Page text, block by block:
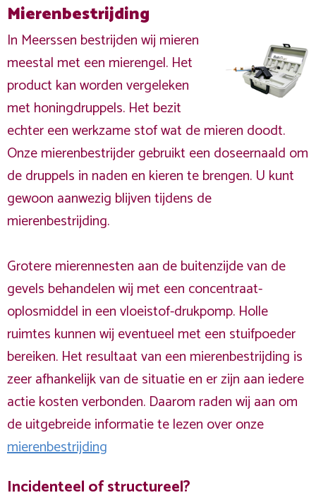
Mierenbestrijding
In Meerssen bestrijden wij mieren
meestal met een mierengel. Het
product kan worden vergeleken
met honingdruppels. Het bezit
echter een werkzame stof wat de mieren doodt.
Onze mierenbestrijder gebruikt een doseernaald om
de druppels in naden en kieren te brengen. U kunt
gewoon aanwezig blijven tijdens de
mierenbestrijding.
Grotere mierennesten aan de buitenzijde van de
gevels behandelen wij met een concentraat-
oplosmiddel in een vloeistof-drukpomp. Holle
ruimtes kunnen wij eventueel met een stuifpoeder
bereiken. Het resultaat van een mierenbestrijding is
zeer afhankelijk van de situatie en er zijn aan iedere
actie kosten verbonden. Daarom raden wij aan om
de uitgebreide informatie te lezen over onze
mierenbestrijding
Incidenteel of structureel?